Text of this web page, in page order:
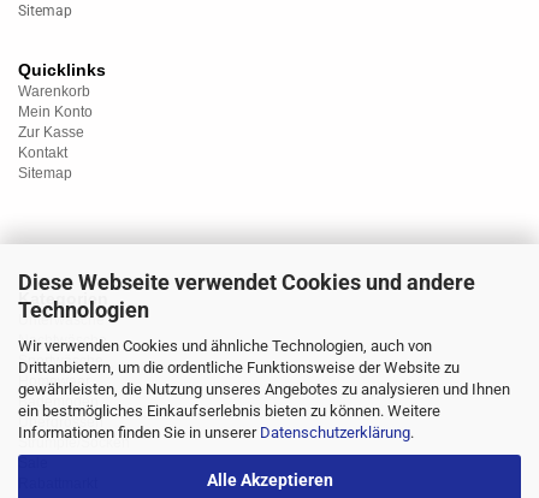
Diese Webseite verwendet Cookies und andere
Technologien
Wir verwenden Cookies und ähnliche Technologien, auch von
Drittanbietern, um die ordentliche Funktionsweise der Website zu
gewährleisten, die Nutzung unseres Angebotes zu analysieren und Ihnen
ein bestmögliches Einkaufserlebnis bieten zu können. Weitere
Informationen finden Sie in unserer Datenschutzerklärung.
Alle Akzeptieren
Sitemap
Quicklinks
Warenkorb
Mein Konto
Zur Kasse
Kontakt
Sitemap
Kategorien
Unterwäsche
Nachtwäsche
Sportwäsche
Homewear
Bademoden
Übergrössen
Strümpfe/Socken